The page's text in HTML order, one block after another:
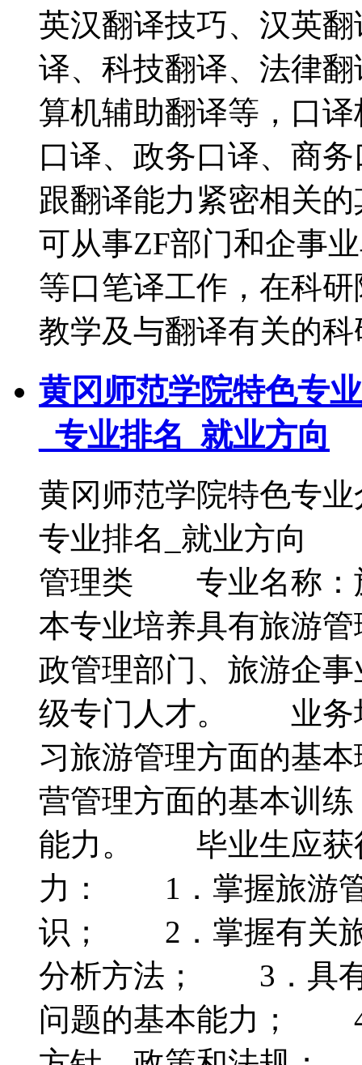
英汉翻译技巧、汉英
译、科技翻译、法律
算机辅助翻译等，口
口译、政务口译、商
跟翻译能力紧密相关
可从事ZF部门和企事
等口笔译工作，在科
教学及与翻译有关的
黄冈师范学院特色专
_专业排名_就业方向
黄冈师范学院特色专
专业排名_就业方
管理类 专业名称：
本专业培养具有旅游
政管理部门、旅游企
级专门人才。 业务
习旅游管理方面的基
营管理方面的基本训
能力。 毕业生应获
力： 1．掌握旅游管
识； 2．掌握有关旅
分析方法； 3．具有
问题的基本能力； 4